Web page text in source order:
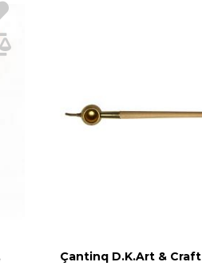
Çantinq D.K.Art & Craft